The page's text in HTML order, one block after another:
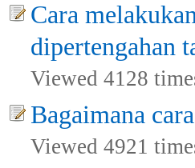
Cara
dipertengahan
Viewed 4128
Bagaimana
Viewed 4921